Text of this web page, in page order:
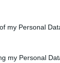
my Personal
my Personal